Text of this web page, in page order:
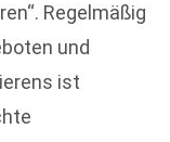
Regelmäßig
und
ist